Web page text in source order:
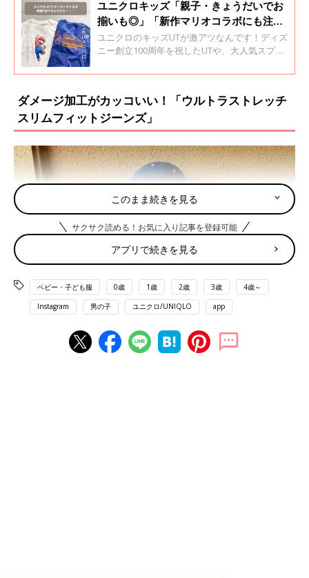
ユニクロキッズ「親子・きょうだいでお
揃いも◎」「新作マリオコラボにも注
目！」メガヒットUT4選
ユニクロのキッズUTが激アツなんです！ディズ
ニー創立100周年を祝したUTや、大人気スプラ
どなど、子どもから大人までみんなが欲しくな
リンクコーデもできちゃうんです。今回はそん
なユニクロUTのメガヒット商品をご紹介しま
す。
ダメージ加工がカッコいい！「ウルトラストレッチ
スリムフィットジーンズ」
このまま続きを見る
サクサク読める！お気に入り記事を登録可能
アプリで続きを見る
ベビー・子ども服 0歳 1歳 2歳 3歳 4歳～
Instagram 男の子 ユニクロ/UNIQLO app